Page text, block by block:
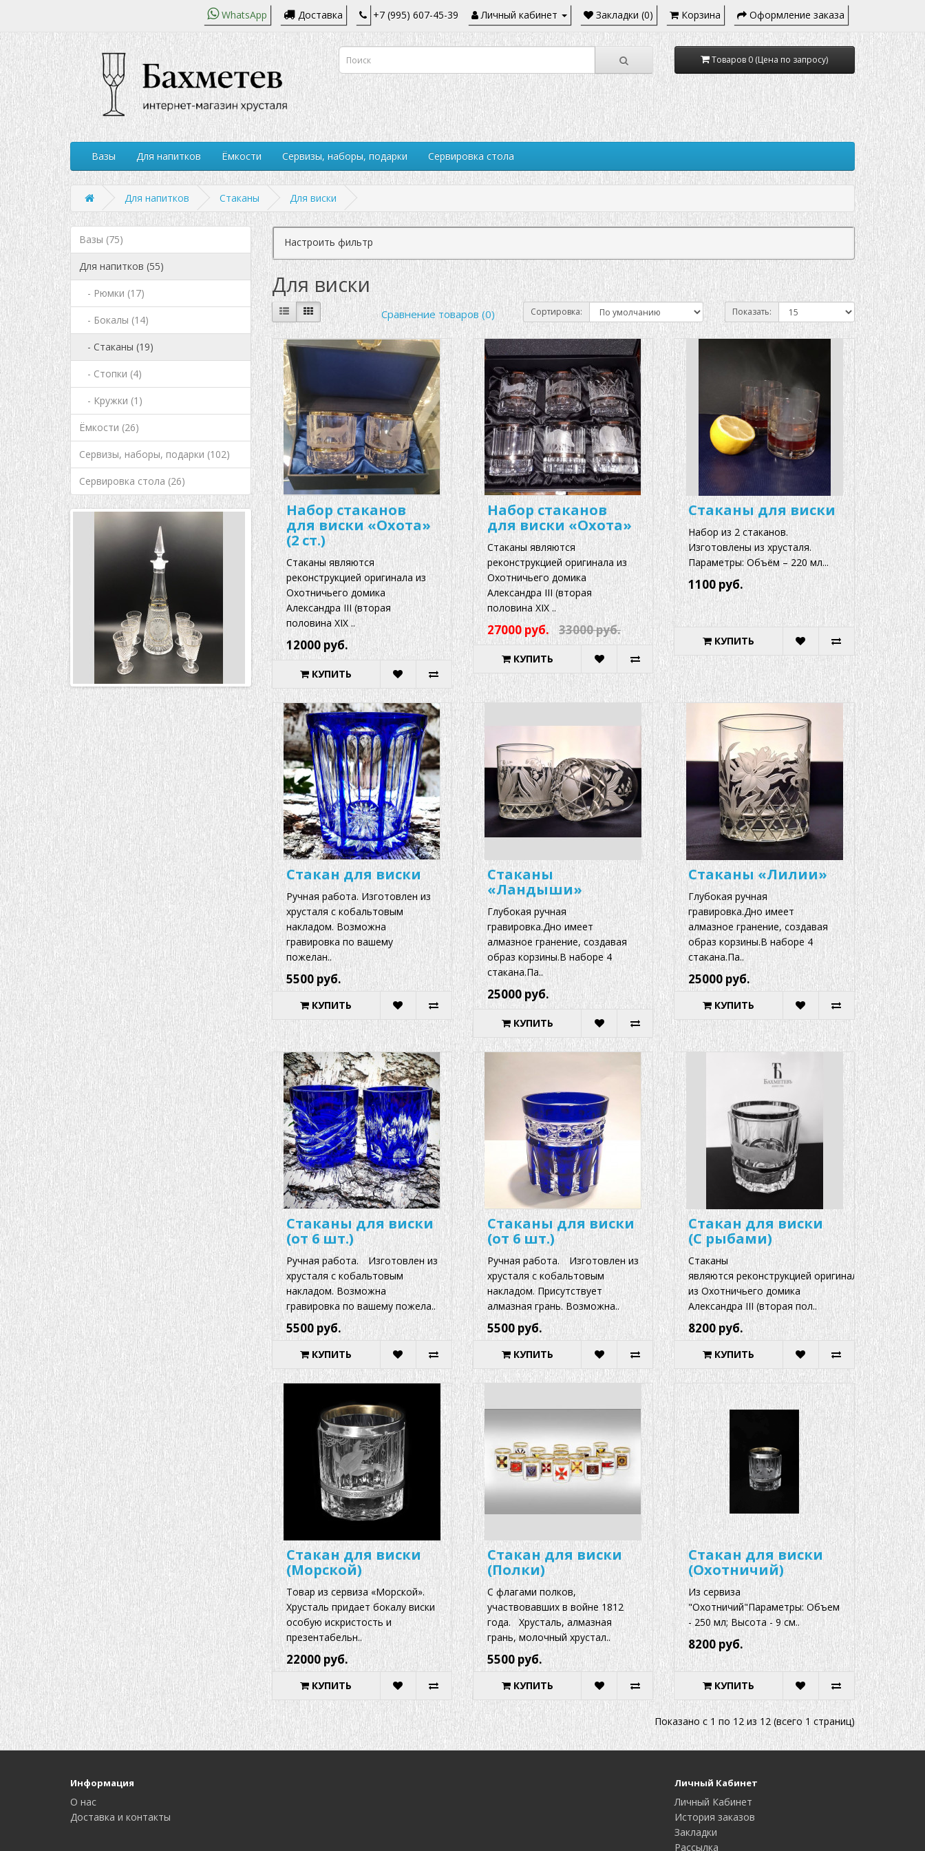
WhatsApp Доставка +7 (995) 607-45-39 Личный кабинет Закладки (0) Корзина Оформление заказа
Товаров 0 (Цена по запросу)
Вазы Для напитков Ёмкости Сервизы, наборы, подарки Сервировка стола
Для напитков Стаканы Для виски
Вазы (75)
Для напитков (55)
- Рюмки (17)
- Бокалы (14)
- Стаканы (19)
- Стопки (4)
- Кружки (1)
Ёмкости (26)
Сервизы, наборы, подарки (102)
Сервировка стола (26)
Настроить фильтр
Для виски
Сравнение товаров (0) Сортировка: Показать:
Набор стаканов
для виски «Охота»
(2 ст.)
Стаканы являются
реконструкцией оригинала из
Охотничьего домика
Александра III (вторая
половина XIX ..
12000 руб.
КУПИТЬ
Набор стаканов
для виски «Охота»
Стаканы являются
реконструкцией оригинала из
Охотничьего домика
Александра III (вторая
половина XIX ..
27000 руб. 33000 руб.
КУПИТЬ
Стаканы для виски
Набор из 2 стаканов.
Изготовлены из хрусталя.
Параметры: Объём – 220 мл...
1100 руб.
КУПИТЬ
Стакан для виски
Ручная работа. Изготовлен из
хрусталя с кобальтовым
накладом. Возможна
гравировка по вашему
пожелан..
5500 руб.
КУПИТЬ
Стаканы
«Ландыши»
Глубокая ручная
гравировка.Дно имеет
алмазное гранение, создавая
образ корзины.В наборе 4
стакана.Па..
25000 руб.
КУПИТЬ
Стаканы «Лилии»
Глубокая ручная
гравировка.Дно имеет
алмазное гранение, создавая
образ корзины.В наборе 4
стакана.Па..
25000 руб.
КУПИТЬ
Стаканы для виски
(от 6 шт.)
Ручная работа. ⠀Изготовлен из
хрусталя с кобальтовым
накладом. Возможна
гравировка по вашему пожела..
5500 руб.
КУПИТЬ
Стаканы для виски
(от 6 шт.)
Ручная работа. ⠀Изготовлен из
хрусталя с кобальтовым
накладом. Присутствует
алмазная грань. Возможна..
5500 руб.
КУПИТЬ
Стакан для виски
(С рыбами)
Стаканы
являются реконструкцией оригинала
из Охотничьего домика
Александра III (вторая пол..
8200 руб.
КУПИТЬ
Стакан для виски
(Морской)
Товар из сервиза «Морской».
Хрусталь придает бокалу виски
особую искристость и
презентабельн..
22000 руб.
КУПИТЬ
Стакан для виски
(Полки)
С флагами полков,
участвовавших в войне 1812
года. Хрусталь, алмазная
грань, молочный хрустал..
5500 руб.
КУПИТЬ
Стакан для виски
(Охотничий)
Из сервиза
"Охотничий"Параметры: Объем
- 250 мл; Высота - 9 см..
8200 руб.
КУПИТЬ
Показано с 1 по 12 из 12 (всего 1 страниц)
Информация
О нас
Доставка и контакты
Личный Кабинет
Личный Кабинет
История заказов
Закладки
Рассылка